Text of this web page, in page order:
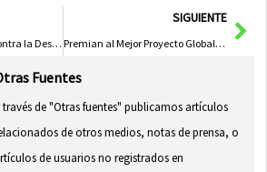
Estrategia Regional Contra la Despoblación para Revitalizar Áreas Afectadas
SIGUIENTE
Premian al Mejor Proyecto Global de I-DEAR 2025
Fuentes
través de "Otras fuentes" publicamos artículos
de otros medios, notas de prensa, o
de usuarios no registrados en